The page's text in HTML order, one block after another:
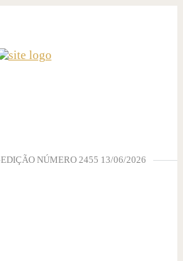
EDIÇÃO NÚMERO 2455 13/06/2026